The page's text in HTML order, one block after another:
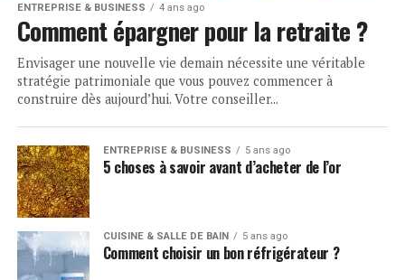
ENTREPRISE & BUSINESS 4 ans ago
Comment épargner pour la retraite ?
Envisager une nouvelle vie demain nécessite une véritable
stratégie patrimoniale que vous pouvez commencer à
construire dès aujourd’hui. Votre conseiller...
ENTREPRISE & BUSINESS 5 ans ago
5 choses à savoir avant d’acheter de l’or
CUISINE & SALLE DE BAIN 5 ans ago
Comment choisir un bon réfrigérateur ?